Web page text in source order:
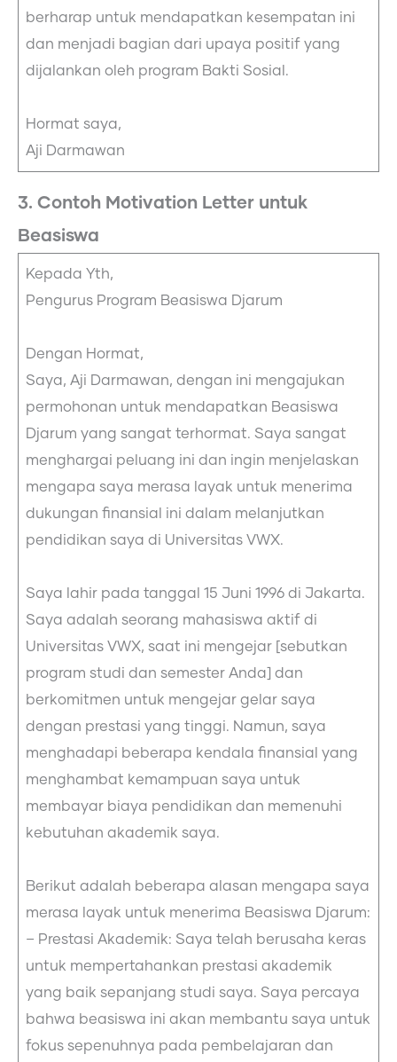
berharap untuk mendapatkan kesempatan ini
dan menjadi bagian dari upaya positif yang
dijalankan oleh program Bakti Sosial.
Hormat saya,
Aji Darmawan
3. Contoh Motivation Letter untuk
Beasiswa
Kepada Yth,
Pengurus Program Beasiswa Djarum
Dengan Hormat,
Saya, Aji Darmawan, dengan ini mengajukan
permohonan untuk mendapatkan Beasiswa
Djarum yang sangat terhormat. Saya sangat
menghargai peluang ini dan ingin menjelaskan
mengapa saya merasa layak untuk menerima
dukungan finansial ini dalam melanjutkan
pendidikan saya di Universitas VWX.
Saya lahir pada tanggal 15 Juni 1996 di Jakarta.
Saya adalah seorang mahasiswa aktif di
Universitas VWX, saat ini mengejar [sebutkan
program studi dan semester Anda] dan
berkomitmen untuk mengejar gelar saya
dengan prestasi yang tinggi. Namun, saya
menghadapi beberapa kendala finansial yang
menghambat kemampuan saya untuk
membayar biaya pendidikan dan memenuhi
kebutuhan akademik saya.
Berikut adalah beberapa alasan mengapa saya
merasa layak untuk menerima Beasiswa Djarum:
– Prestasi Akademik: Saya telah berusaha keras
untuk mempertahankan prestasi akademik
yang baik sepanjang studi saya. Saya percaya
bahwa beasiswa ini akan membantu saya untuk
fokus sepenuhnya pada pembelajaran dan